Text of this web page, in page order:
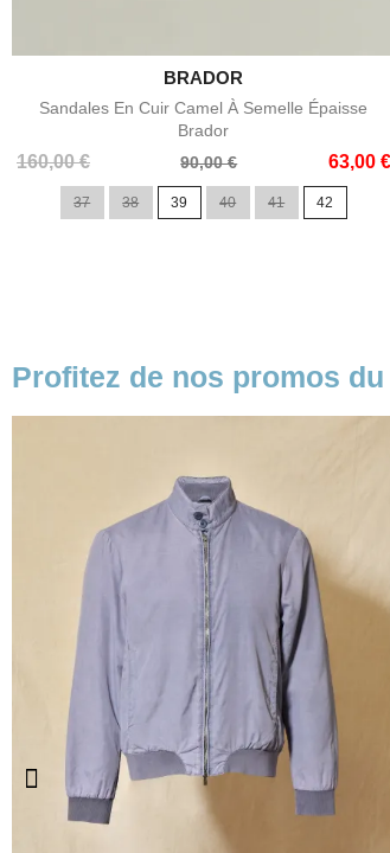
Aperçu rapide
BRADOR
Sandales En Cuir Camel À Semelle Épaisse
Brador
160,00 €
Prix
90,00 € 63,00 €
Prix
37 38 39 40 41 42
Profitez de nos promos